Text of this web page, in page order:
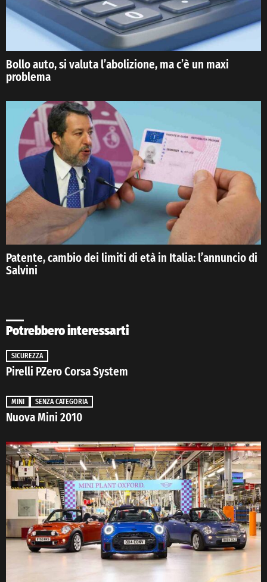
Bollo auto, si valuta l’abolizione, ma c’è un maxi
problema
Patente, cambio dei limiti di età in Italia: l’annuncio di
Salvini
Potrebbero interessarti
SICUREZZA
Pirelli PZero Corsa System
MINI SENZA CATEGORIA
Nuova Mini 2010